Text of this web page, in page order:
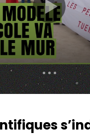
305 Views
39